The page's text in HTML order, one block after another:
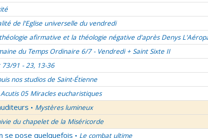
de l'Eglise universelle du vendredi
afirmative et la théologie négative d'après Denys
du Temps Ordinaire 6/7 - Vendredi + Saint Sixte II
73/91 - 23, 13-36
nos studios de Saint-Étienne
05 Miracles eucharistiques
• Mystères lumineux
du chapelet de la Miséricorde
se pose quelquefois • Le combat ultime